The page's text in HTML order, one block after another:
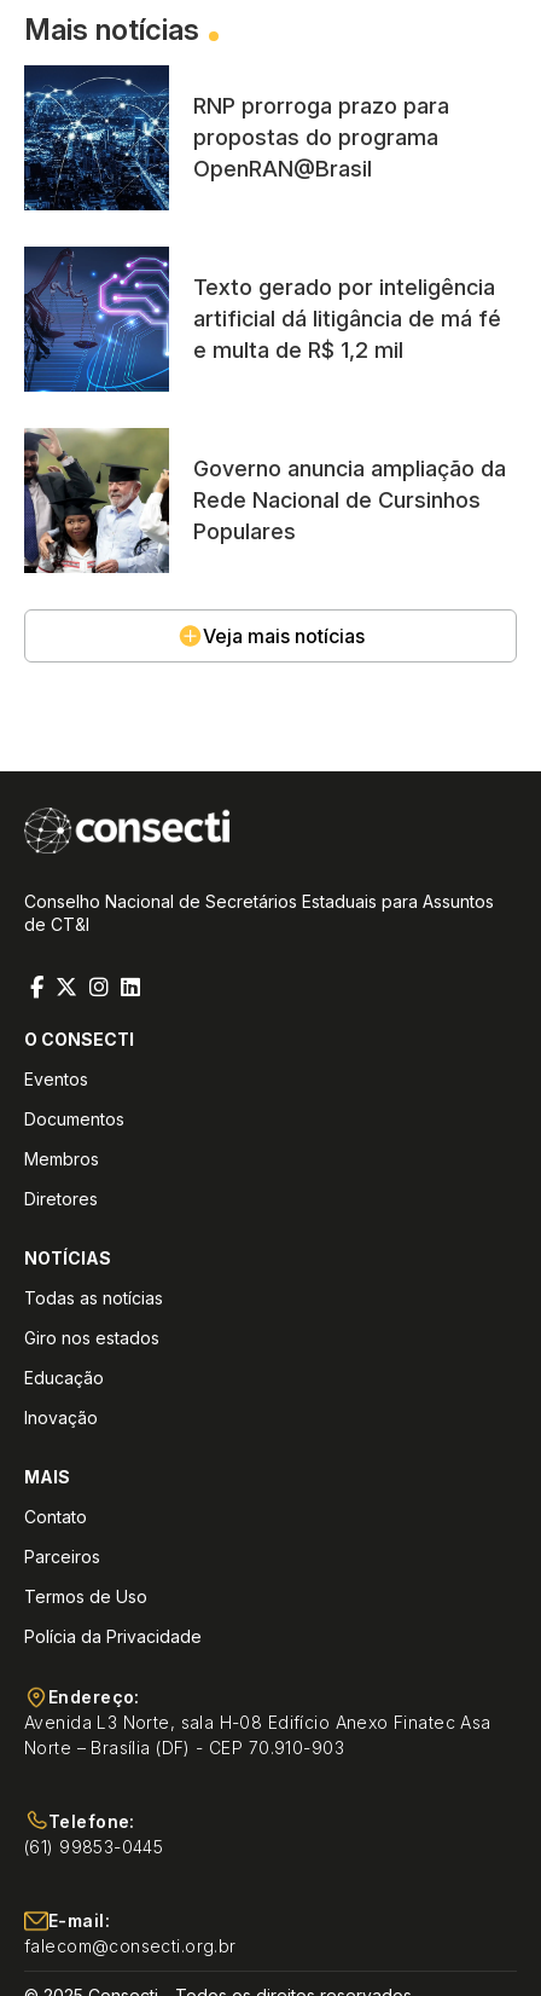
Mais notícias
RNP prorroga prazo para
propostas do programa
OpenRAN@Brasil
Texto gerado por inteligência
artificial dá litigância de má fé
e multa de R$ 1,2 mil
Governo anuncia ampliação da
Rede Nacional de Cursinhos
Populares
Veja mais notícias
Conselho Nacional de Secretários Estaduais para Assuntos
de CT&I
O CONSECTI
Eventos
Documentos
Membros
Diretores
NOTÍCIAS
Todas as notícias
Giro nos estados
Educação
Inovação
MAIS
Contato
Parceiros
Termos de Uso
Polícia da Privacidade
Endereço:
Avenida L3 Norte, sala H-08 Edifício Anexo Finatec Asa
Norte – Brasília (DF) - CEP 70.910-903
Telefone:
(61) 99853-0445
E-mail:
falecom@consecti.org.br